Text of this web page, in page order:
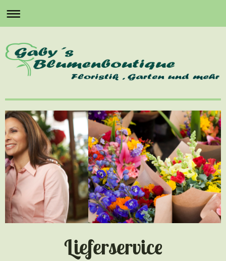
Lieferservice